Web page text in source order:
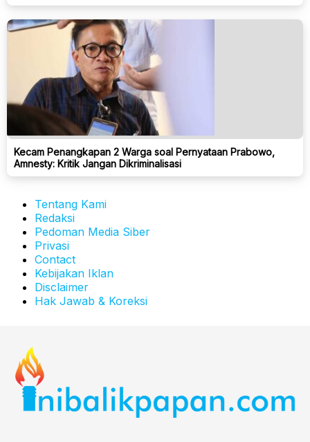
Kecam Penangkapan 2 Warga soal Pernyataan Prabowo,
Amnesty: Kritik Jangan Dikriminalisasi
Tentang Kami
Redaksi
Pedoman Media Siber
Privasi
Contact
Kebijakan Iklan
Disclaimer
Hak Jawab & Koreksi